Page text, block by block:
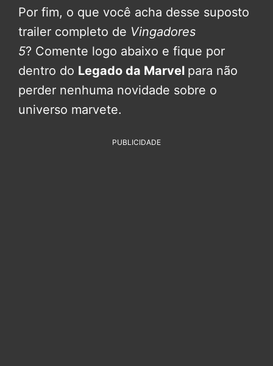
Por fim, o que você acha desse suposto
trailer completo de Vingadores
5? Comente logo abaixo e fique por
dentro do Legado da Marvel para não
perder nenhuma novidade sobre o
universo marvete.
PUBLICIDADE